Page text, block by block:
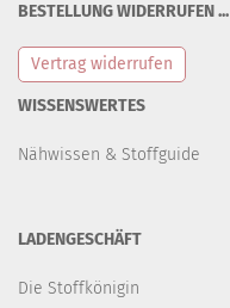
BESTELLUNG WIDERRUFEN ...
Vertrag widerrufen
WISSENSWERTES
Nähwissen & Stoffguide
LADENGESCHÄFT
Die Stoffkönigin